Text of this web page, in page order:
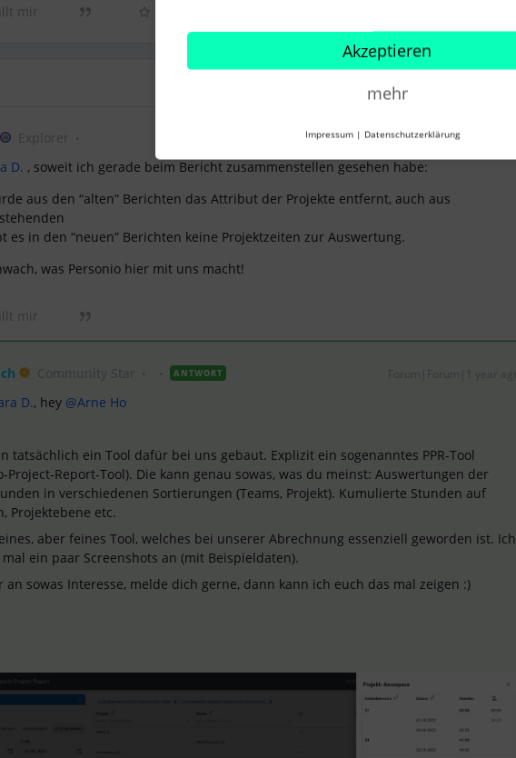
mir
Explorer Forum|Forum|1 year ago
D. , soweit ich gerade beim Bericht zusammenstellen gesehen habe:
aus den “alten” Berichten das Attribut der Projekte entfernt, auch aus
es in den “neuen” Berichten keine Projektzeiten zur Auswertung.
was Personio hier mit uns macht!
mir
ANTWORT
D., hey ​ @Arne Ho
tatsächlich ein Tool dafür bei uns gebaut. Explizit ein sogenanntes PPR-Tool
Project-Report-Tool). Die kann genau sowas, was du meinst: Auswertungen der
in verschiedenen Sortierungen (Teams, Projekt). Kumulierte Stunden auf
Projektebene etc.
aber feines Tool, welches bei unserer Abrechnung essenziell geworden ist. Ich
ein paar Screenshots an (mit Beispieldaten).
an sowas Interesse, melde dich gerne, dann kann ich euch das mal zeigen :)
Akzeptieren
mehr
Impressum | Datenschutzerklärung